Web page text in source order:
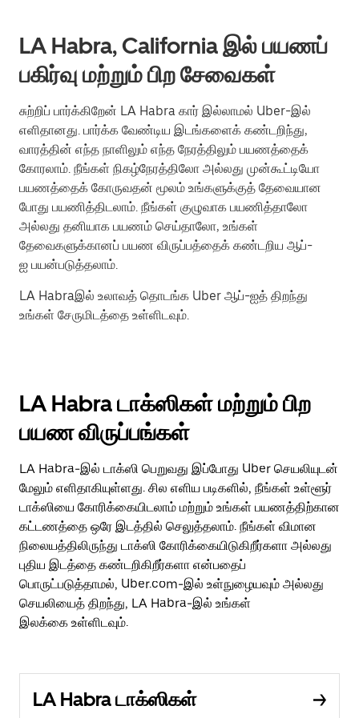
LA Habra, California இல் பயணப்
பகிர்வு மற்றும் பிற சேவைகள்
சுற்றிப் பார்க்கிறேன் LA Habra கார் இல்லாமல் Uber-இல்
எளிதானது. பார்க்க வேண்டிய இடங்களைக் கண்டறிந்து,
வாரத்தின் எந்த நாளிலும் எந்த நேரத்திலும் பயணத்தைக்
கோரலாம். நீங்கள் நிகழ்நேரத்திலோ அல்லது முன்கூட்டியோ
பயணத்தைக் கோருவதன் மூலம் உங்களுக்குத் தேவையான
போது பயணித்திடலாம். நீங்கள் குழுவாக பயணித்தாலோ
அல்லது தனியாக பயணம் செய்தாலோ, உங்கள்
தேவைகளுக்கானப் பயண விருப்பத்தைக் கண்டறிய ஆப்-
ஐ பயன்படுத்தலாம்.
LA Habraஇல் உலாவத் தொடங்க Uber ஆப்-ஐத் திறந்து
உங்கள் சேருமிடத்தை உள்ளிடவும்.
LA Habra டாக்ஸிகள் மற்றும் பிற
பயண விருப்பங்கள்
LA Habra-இல் டாக்ஸி பெறுவது இப்போது Uber செயலியுடன்
மேலும் எளிதாகியுள்ளது. சில எளிய படிகளில், நீங்கள் உள்ளூர்
டாக்ஸியை கோரிக்கையிடலாம் மற்றும் உங்கள் பயணத்திற்கான
கட்டணத்தை ஒரே இடத்தில் செலுத்தலாம். நீங்கள் விமான
நிலையத்திலிருந்து டாக்ஸி கோரிக்கையிடுகிறீர்களா அல்லது
புதிய இடத்தை கண்டறிகிறீர்களா என்பதைப்
பொருட்படுத்தாமல், Uber.com-இல் உள்நுழையவும் அல்லது
செயலியைத் திறந்து, LA Habra-இல் உங்கள்
இலக்கை உள்ளிடவும்.
LA Habra டாக்ஸிகள்